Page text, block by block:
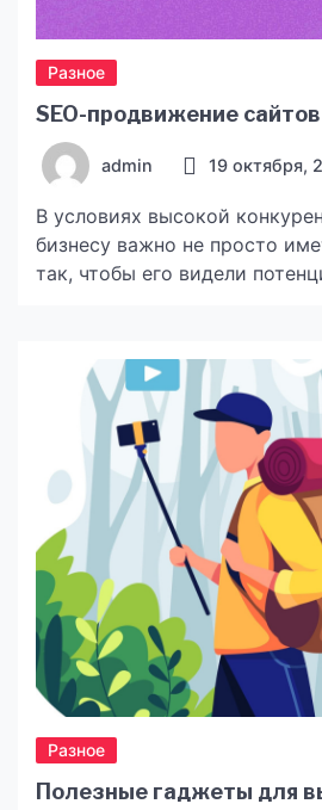
Разное
SEO-продвижение
admin 19 октября,
В условиях высокой
бизнесу важно не просто
так, чтобы его видели
предлагает
продвижения,
рост трафика и продаж.
M? Что входит в SEO-
Продвигайтесь с умом:
Разное
Полезные гаджеты для